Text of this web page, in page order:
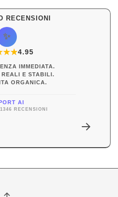
RECENSIONI
✨
★★
★4.95
IMMEDIATA.
REALI E STABILI.
ORGANICA.
AI
RECENSIONI